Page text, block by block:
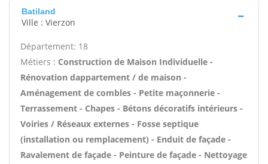
Batiland
Ville : Vierzon
Département: 18
Métiers : Construction de Maison Individuelle -
Rénovation dappartement / de maison -
Aménagement de combles - Petite maçonnerie -
Terrassement - Chapes - Bétons décoratifs intérieurs -
Voiries / Réseaux externes - Fosse septique
(installation ou remplacement) - Enduit de façade -
Ravalement de façade - Peinture de façade - Nettoyage